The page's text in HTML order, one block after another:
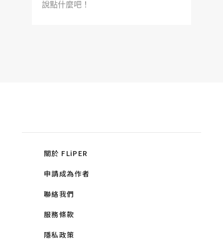
說點什麼吧！
關於 FLiPER
申請成為作者
聯絡我們
服務條款
隱私政策